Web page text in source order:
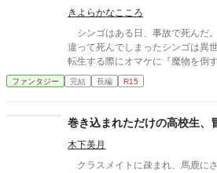
世界でハーレム作る事にしま
きよらかなこころ
シンゴはある日、事故で死んだ
違って死んでしまったシンゴは
転生する際にオマケに『魔物を倒
を貰ったシンゴ。 弱小の魔物を倒してレベルを上げ、異世界で
ハーレムを作る事を企むのだった。
ファンタジー 完結 長編 R15
巻き込まれただけの高校生、
木下美月
クラスメイトに疎まれ、馬鹿に